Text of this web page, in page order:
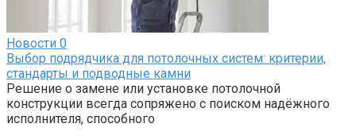
Новости 0
Выбор подрядчика для потолочных систем: критерии,
стандарты и подводные камни
Решение о замене или установке потолочной
конструкции всегда сопряжено с поиском надёжного
исполнителя, способного